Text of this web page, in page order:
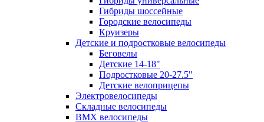
Гибриды шоссейные
Городские велосипеды
Круизеры
Детские и подростковые велосипеды
Беговелы
Детские 14-18"
Подростковые 20-27.5"
Детские велоприцепы
Электровелосипеды
Складные велосипеды
BMX велосипеды